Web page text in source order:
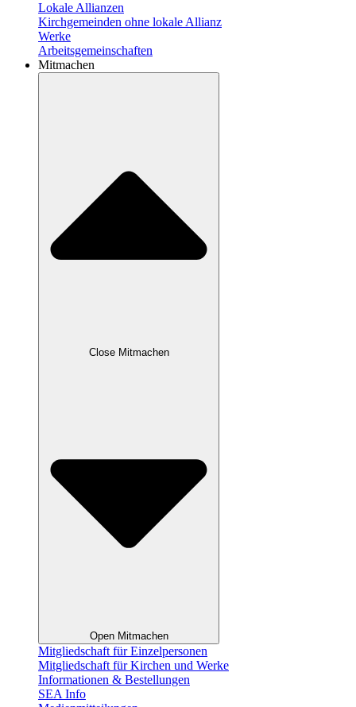
Lokale Allianzen
Kirchgemeinden ohne lokale Allianz
Werke
Arbeitsgemeinschaften
Mitmachen
Close Mitmachen
Open Mitmachen
Mitgliedschaft für Einzelpersonen
Mitgliedschaft für Kirchen und Werke
Informationen & Bestellungen
SEA Info